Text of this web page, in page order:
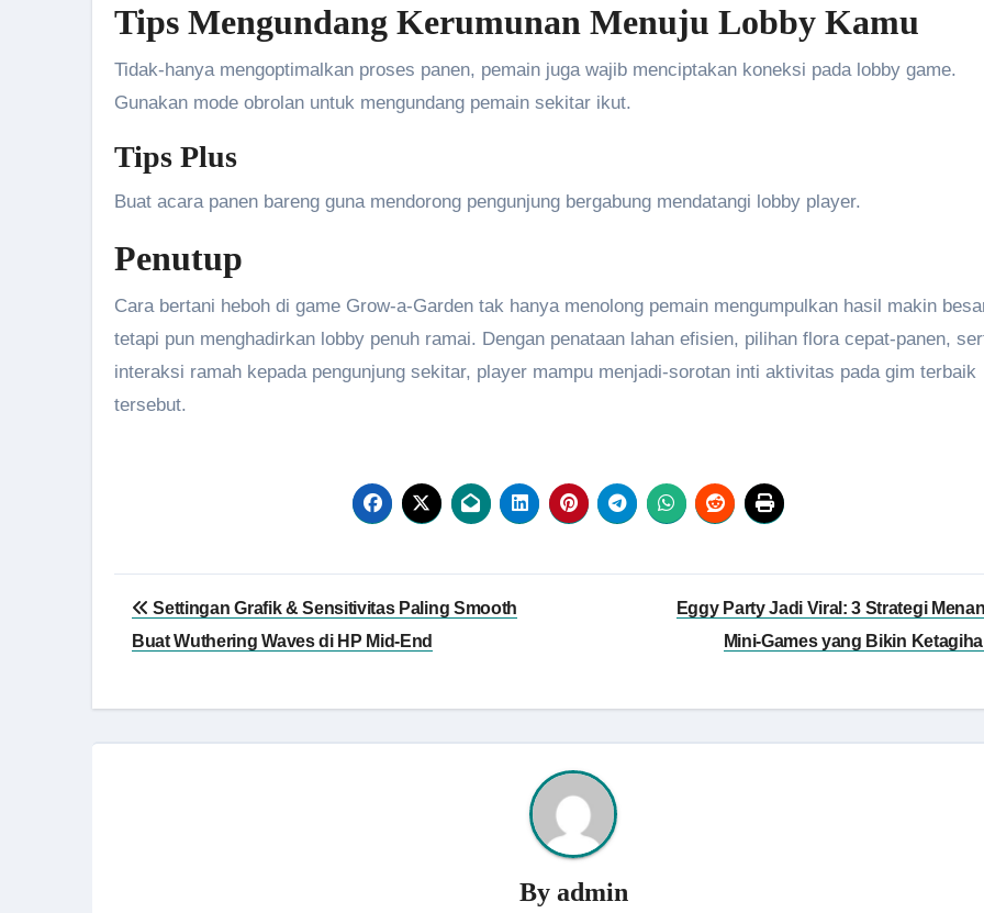
Tips Mengundang Kerumunan Menuju Lobby Kamu
Tidak-hanya mengoptimalkan proses panen, pemain juga wajib menciptakan koneksi pada lobby game.
Gunakan mode obrolan untuk mengundang pemain sekitar ikut.
Tips Plus
Buat acara panen bareng guna mendorong pengunjung bergabung mendatangi lobby player.
Penutup
Cara bertani heboh di game Grow-a-Garden tak hanya menolong pemain mengumpulkan hasil makin
tetapi pun menghadirkan lobby penuh ramai. Dengan penataan lahan efisien, pilihan flora cepat-panen,
interaksi ramah kepada pengunjung sekitar, player mampu menjadi-sorotan inti aktivitas pada gim terbaik
tersebut.
Navigasi
pos
Settingan Grafik & Sensitivitas Paling Smooth
Buat Wuthering Waves di HP Mid-End
Eggy Party Jadi Viral: 3 Strategi
Mini‑Games yang Bikin
By admin